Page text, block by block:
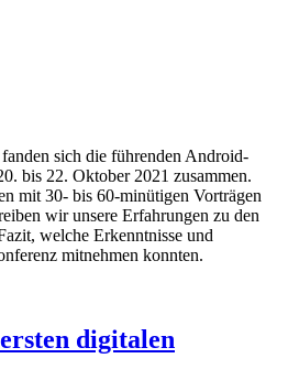
sich die führenden Android-
bis 22. Oktober 2021 zusammen.
mit 30- bis 60-minütigen Vorträgen
wir unsere Erfahrungen zu den
welche Erkenntnisse und
mitnehmen konnten.
digitalen